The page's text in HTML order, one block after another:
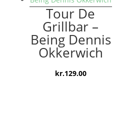
kr.149.00.kr.99.00.
Tour De
Grillbar –
Being Dennis
Okkerwich
kr.129.00